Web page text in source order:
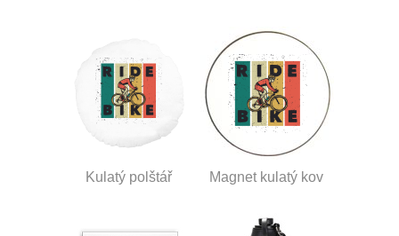
Kulatý polštář Magnet kulatý kov